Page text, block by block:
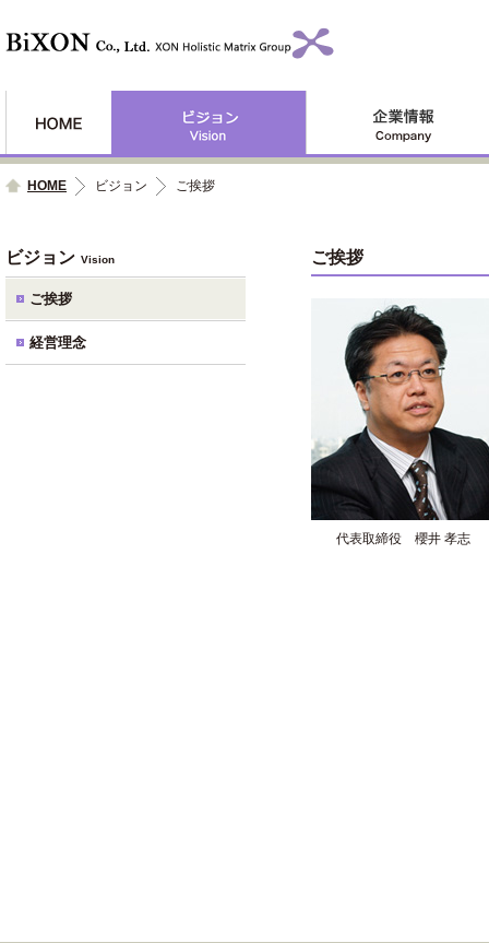
HOME ビジョン ご挨拶
ご挨拶
代表取締役 櫻井 孝志
ビジョン Vision
ご挨拶
経営理念